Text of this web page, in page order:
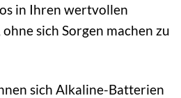
in Ihren wertvollen
sich Sorgen machen zu
sich Alkaline-Batterien